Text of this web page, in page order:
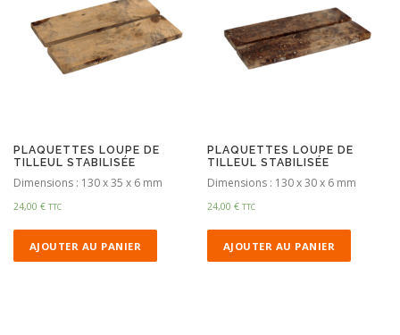
PLAQUETTES LOUPE DE
TILLEUL STABILISÉE
Dimensions : 130 x 35 x 6 mm
24,00 € TTC
AJOUTER AU PANIER
PLAQUETTES LOUPE DE
TILLEUL STABILISÉE
Dimensions : 130 x 30 x 6 mm
24,00€ TTC
AJOUTER AU PANIER